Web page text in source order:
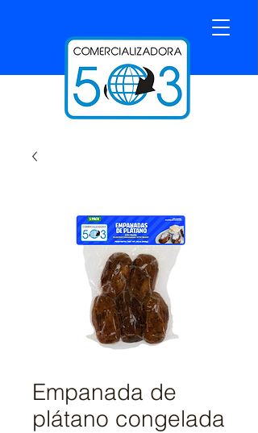
Empanada de
plátano congelada